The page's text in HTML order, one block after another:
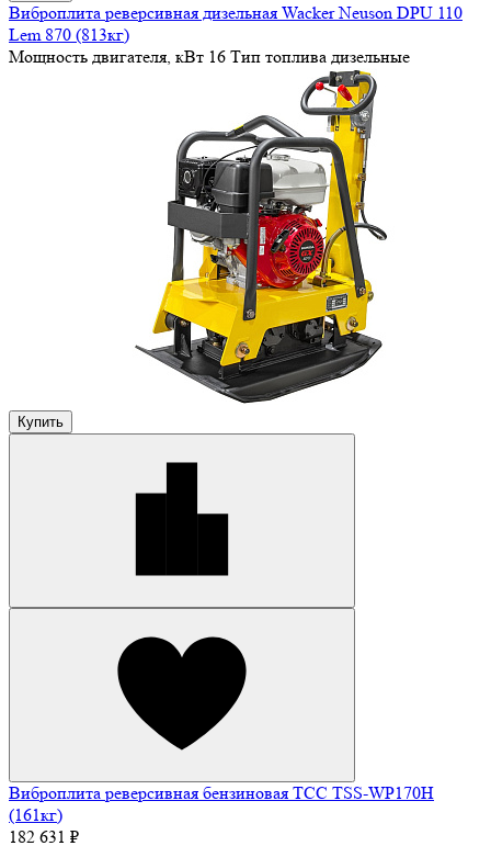
Виброплита реверсивная дизельная Wacker Neuson DPU 110
Lem 870 (813кг)
Мощность двигателя, кВт 16 Тип топлива дизельные
Купить
Виброплита реверсивная бензиновая ТСС TSS-WP170H
(161кг)
182 631 ₽